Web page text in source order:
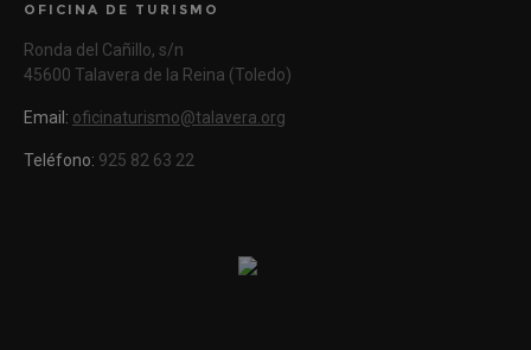
OFICINA DE TURISMO
Ronda del Cañillo, s/n
45600 Talavera de la Reina (Toledo)
Email: oficinaturismo@talavera.org
Teléfono: 925 82 63 22